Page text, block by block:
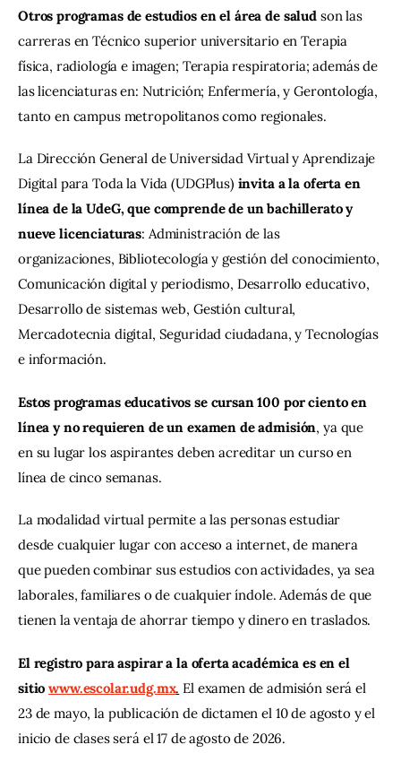
Otros programas de estudios en el área de salud son las
carreras en Técnico superior universitario en Terapia
física, radiología e imagen; Terapia respiratoria; además de
las licenciaturas en: Nutrición; Enfermería, y Gerontología,
tanto en campus metropolitanos como regionales.
La Dirección General de Universidad Virtual y Aprendizaje
Digital para Toda la Vida (UDGPlus) invita a la oferta en
línea de la UdeG, que comprende de un bachillerato y
nueve licenciaturas: Administración de las
organizaciones, Bibliotecología y gestión del conocimiento,
Comunicación digital y periodismo, Desarrollo educativo,
Desarrollo de sistemas web, Gestión cultural,
Mercadotecnia digital, Seguridad ciudadana, y Tecnologías
e información.
Estos programas educativos se cursan 100 por ciento en
línea y no requieren de un examen de admisión, ya que
en su lugar los aspirantes deben acreditar un curso en
línea de cinco semanas.
La modalidad virtual permite a las personas estudiar
desde cualquier lugar con acceso a internet, de manera
que pueden combinar sus estudios con actividades, ya sea
laborales, familiares o de cualquier índole. Además de que
tienen la ventaja de ahorrar tiempo y dinero en traslados.
El registro para aspirar a la oferta académica es en el
sitio www.escolar.udg.mx. El examen de admisión será el
23 de mayo, la publicación de dictamen el 10 de agosto y el
inicio de clases será el 17 de agosto de 2026.